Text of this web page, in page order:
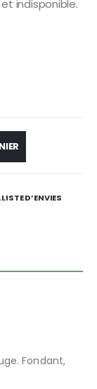
indisponible.
D’ENVIES
Fondant,